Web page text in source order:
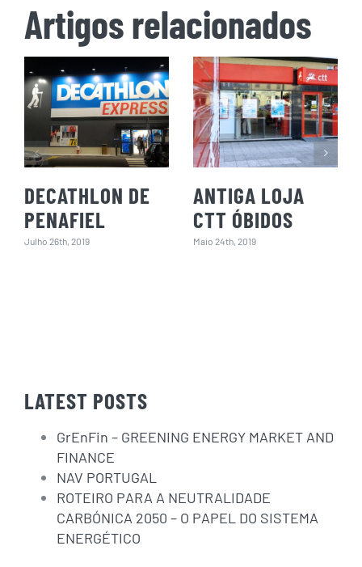
Artigos relacionados
DECATHLON DE
PENAFIEL
Julho 26th, 2019
ANTIGA LOJA
CTT ÓBIDOS
Maio 24th, 2019
LATEST POSTS
GrEnFin – GREENING ENERGY MARKET AND
FINANCE
NAV PORTUGAL
ROTEIRO PARA A NEUTRALIDADE
CARBÓNICA 2050 – O PAPEL DO SISTEMA
ENERGÉTICO